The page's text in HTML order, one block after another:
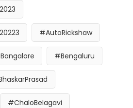
#AutoRickshaw
#Bengaluru
#ChaloBelagavi